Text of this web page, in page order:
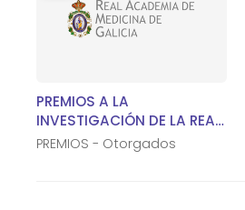
PREMIOS A LA
INVESTIGACIÓN DE LA REAL
ACADEMIA DE MEDICINA DE
PREMIOS - Otorgados